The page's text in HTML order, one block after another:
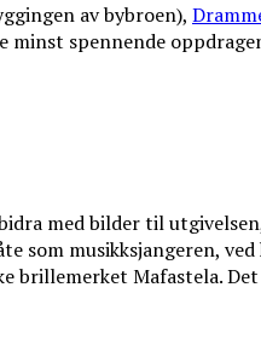
av bybroen),
minst spennende
med bilder til
som musikksjangeren,
brillemerket Mafastela.